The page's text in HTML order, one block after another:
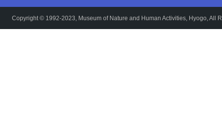
Copyright © 1992-2023, Museum of Nature and Human Activities, Hyogo, All